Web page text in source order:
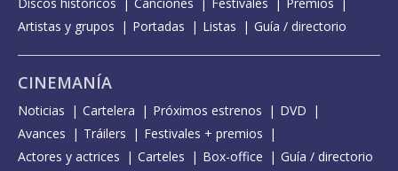
Artistas y grupos
Portadas Listas Guía / directorio
CINEMANÍA
Noticias Cartelera Próximos estrenos
DVD
Avances
Tráilers
Festivales + premios
Actores y actrices
Carteles Box-office Guía / directorio